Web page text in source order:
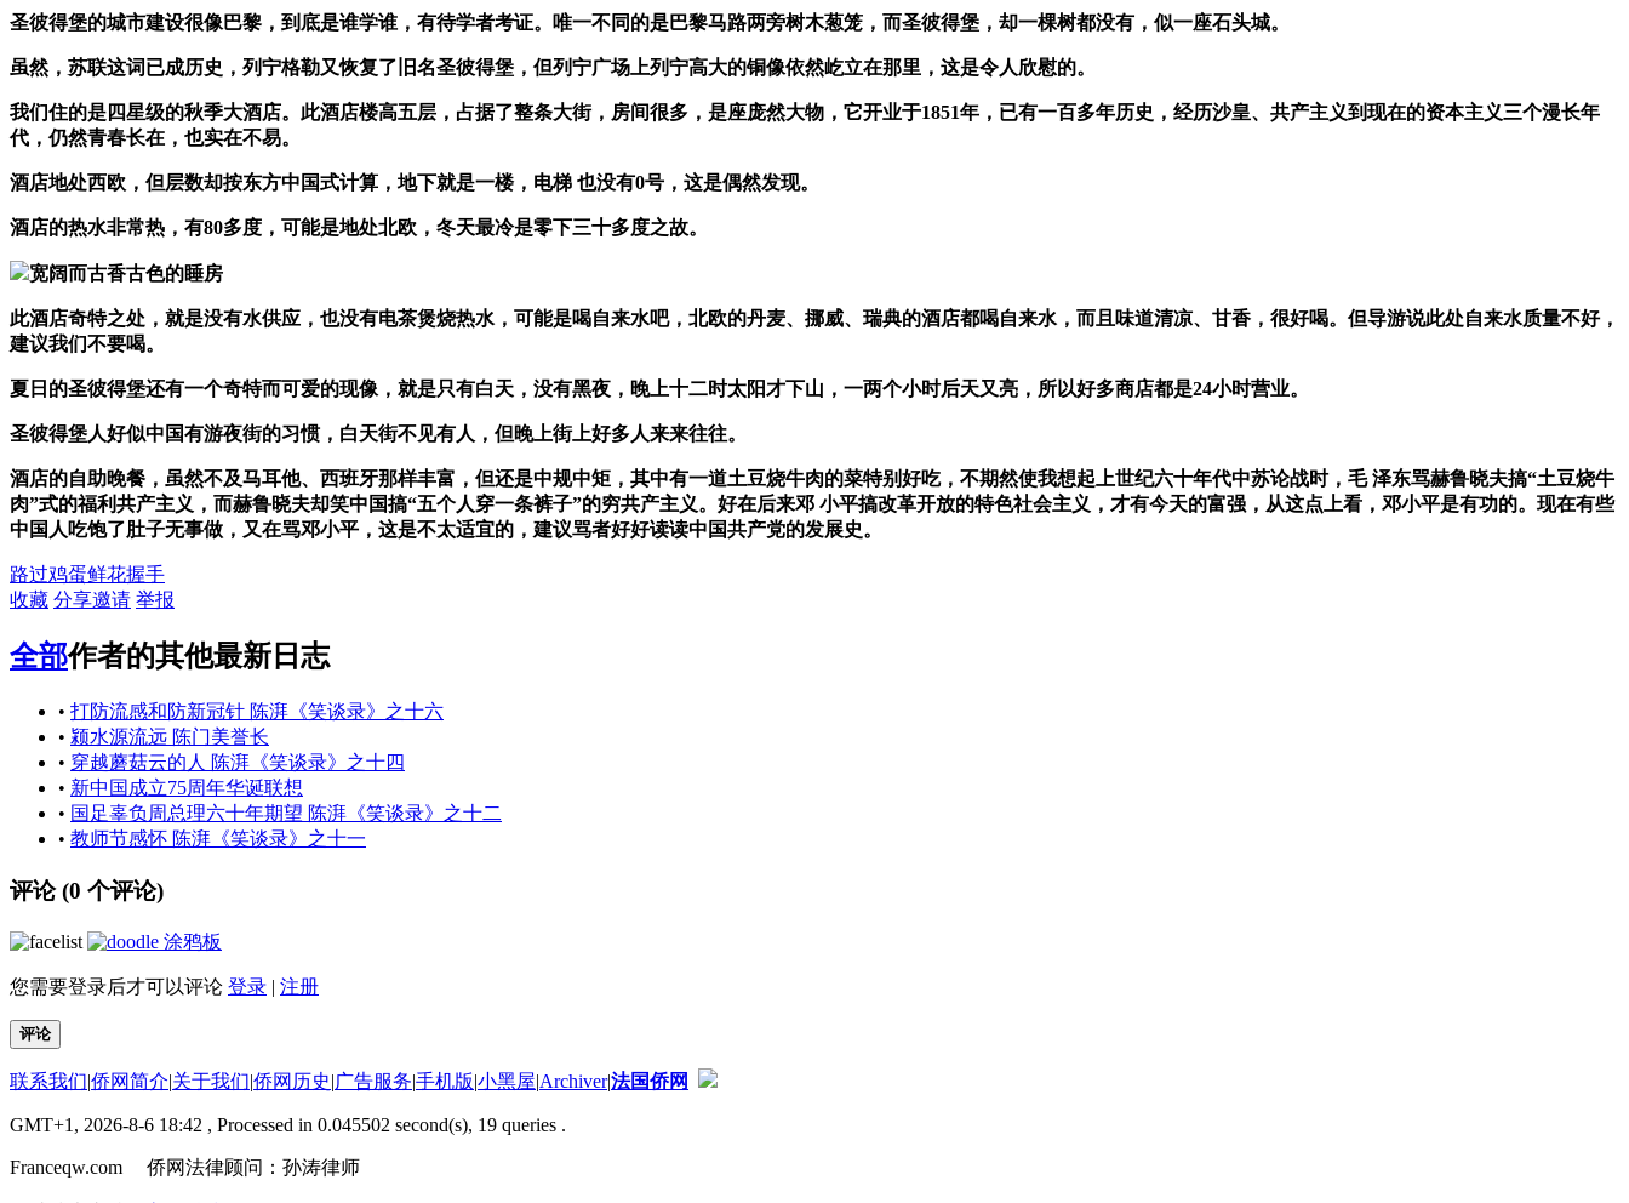
圣彼得堡的城市建设很像巴黎，到底是谁学谁，有待学者考证。唯一不同的是巴黎马路两旁树木葱笼，而圣彼得堡，却一棵树都没有，似一座石头城。
虽然，苏联这词已成历史，列宁格勒又恢复了旧名圣彼得堡，但列宁广场上列宁高大的铜像依然屹立在那里，这是令人欣慰的。
我们住的是四星级的秋季大酒店。此酒店楼高五层，占据了整条大街，房间很多，是座庞然大物，它开业于1851年，已有一百多年历史，经历沙皇、共产主义到现在的资本主义三个漫长年
代，仍然青春长在，也实在不易。
酒店地处西欧，但层数却按东方中国式计算，地下就是一楼，电梯 也没有0号，这是偶然发现。
酒店的热水非常热，有80多度，可能是地处北欧，冬天最冷是零下三十多度之故。
宽阔而古香古色的睡房
此酒店奇特之处，就是没有水供应，也没有电茶煲烧热水，可能是喝自来水吧，北欧的丹麦、挪威、瑞典的酒店都喝自来水，而且味道清凉、甘香，很好喝。但导游说此处自来水质量不好，
建议我们不要喝。
夏日的圣彼得堡还有一个奇特而可爱的现像，就是只有白天，没有黑夜，晚上十二时太阳才下山，一两个小时后天又亮，所以好多商店都是24小时营业。
圣彼得堡人好似中国有游夜街的习惯，白天街不见有人，但晚上街上好多人来来往往。
酒店的自助晚餐，虽然不及马耳他、西班牙那样丰富，但还是中规中矩，其中有一道土豆烧牛肉的菜特别好吃，不期然使我想起上世纪六十年代中苏论战时，毛 泽东骂赫鲁晓夫搞“土豆烧牛
肉”式的福利共产主义，而赫鲁晓夫却笑中国搞“五个人穿一条裤子”的穷共产主义。好在后来邓 小平搞改革开放的特色社会主义，才有今天的富强，从这点上看，邓小平是有功的。现在有些
中国人吃饱了肚子无事做，又在骂邓小平，这是不太适宜的，建议骂者好好读读中国共产党的发展史。
路过鸡蛋鲜花握手
收藏 分享邀请 举报
全部作者的其他最新日志
• 打防流感和防新冠针 陈湃《笑谈录》之十六
• 颍水源流远 陈门美誉长
• 穿越蘑菇云的人 陈湃《笑谈录》之十四
• 新中国成立75周年华诞联想
• 国足辜负周总理六十年期望 陈湃《笑谈录》之十二
• 教师节感怀 陈湃《笑谈录》之十一
评论 (0 个评论)
涂鸦板
您需要登录后才可以评论 登录 | 注册
评论
联系我们|侨网简介|关于我们|侨网历史|广告服务|手机版|小黑屋|Archiver|法国侨网
GMT+1, 2026-8-6 18:42 , Processed in 0.045502 second(s), 19 queries .
Franceqw.com 侨网法律顾问：孙涛律师